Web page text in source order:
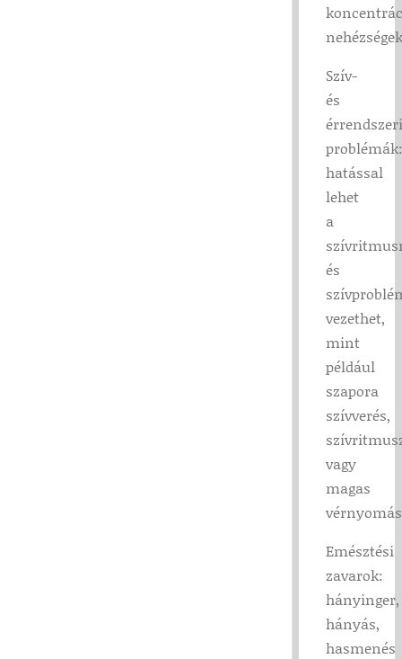
nehézségek
Szív-
és
érrendszeri
problémák:
hatással
lehet
a
és
vezethet,
mint
például
szapora
szívverés,
vagy
magas
vérnyomás
Emésztési
zavarok:
hányinger,
hányás,
hasmenés